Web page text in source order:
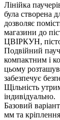
Лінійка
була створена
дозволяє
магазини до
ЦВІРКУН,
Подвійний
компактним і
цьому
забезпечує
Щільність
індивідуально.
Базовий
мм та